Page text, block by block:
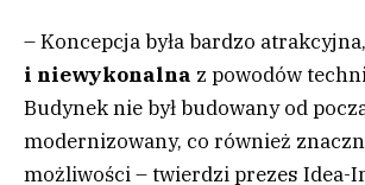
– Koncepcja była bardzo
i niewykonalna z powodów
Budynek nie był budowany od
modernizowany, co również
możliwości – twierdzi prezes Idea-